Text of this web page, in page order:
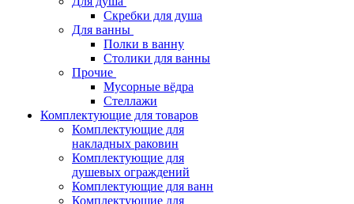
Скребки для душа
Для ванны
Полки в ванну
Столики для ванны
Прочие
Мусорные вёдра
Стеллажи
Комплектующие для товаров
Комплектующие для
накладных раковин
Комплектующие для
душевых ограждений
Комплектующие для ванн
Комплектующие для